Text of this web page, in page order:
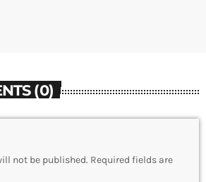
(0)
not be published. Required fields are